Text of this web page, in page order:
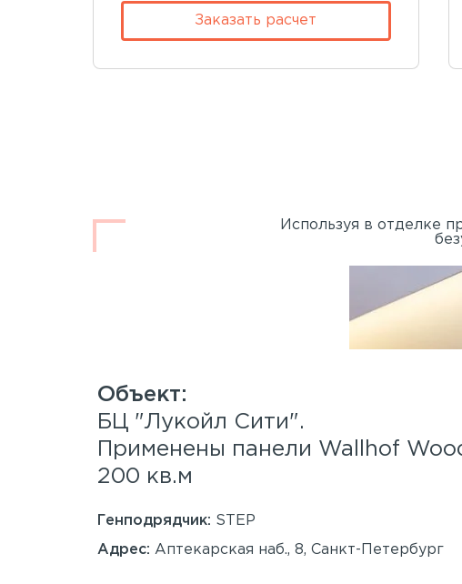
Заказать расчет
Используя в отделке
БЦ "Лукойл Сити".
Применены панели Wallhof
200 кв.м
Генподрядчик: STEP
Адрес: Аптекарская наб., 8, Санкт-Петербург